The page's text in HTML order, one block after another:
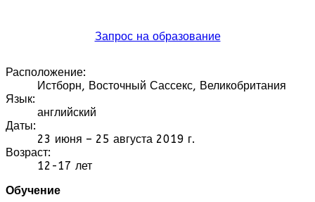
Запрос на образование
Расположение:
Истборн, Восточный Сассекс, Великобритания
Язык:
английский
Даты:
23 июня – 25 августа 2019 г.
Возраст:
12-17 лет
Обучение